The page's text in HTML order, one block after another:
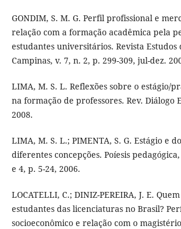
GONDIM, S. M. G. Perfil profissional e
relação com a formação acadêmica pela
estudantes universitários. Revista Estudos
Campinas, v. 7, n. 2, p. 299-309, jul-dez.
LIMA, M. S. L. Reflexões sobre o estágio/
na formação de professores. Rev. Diálogo
2008.
LIMA, M. S. L.; PIMENTA, S. G. Estágio e
diferentes concepções. Poíesis
e 4, p. 5-24, 2006.
LOCATELLI, C.; DINIZ-PEREIRA, J. E.
estudantes das licenciaturas no Brasil?
socioeconômico e relação com o